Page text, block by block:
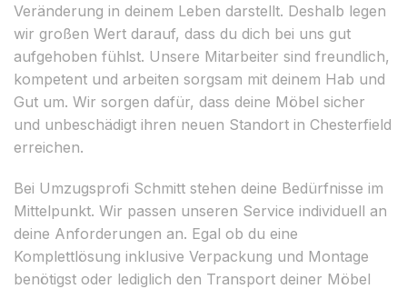
Veränderung in deinem Leben darstellt. Deshalb legen
wir großen Wert darauf, dass du dich bei uns gut
aufgehoben fühlst. Unsere Mitarbeiter sind freundlich,
kompetent und arbeiten sorgsam mit deinem Hab und
Gut um. Wir sorgen dafür, dass deine Möbel sicher
und unbeschädigt ihren neuen Standort in Chesterfield
erreichen.
Bei Umzugsprofi Schmitt stehen deine Bedürfnisse im
Mittelpunkt. Wir passen unseren Service individuell an
deine Anforderungen an. Egal ob du eine
Komplettlösung inklusive Verpackung und Montage
benötigst oder lediglich den Transport deiner Möbel